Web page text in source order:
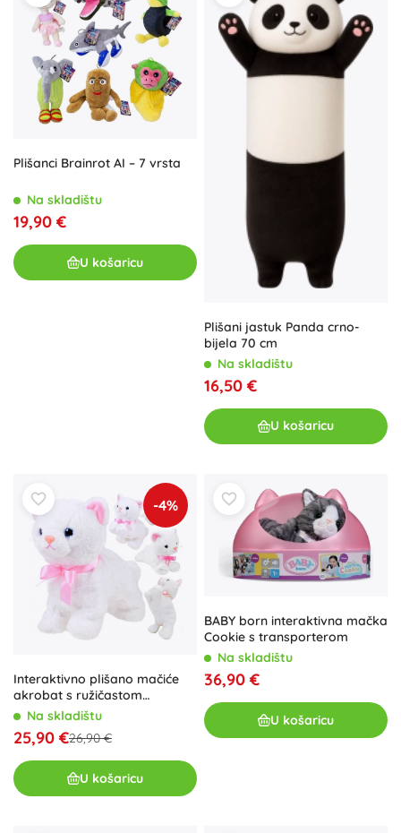
Plišanci Brainrot AI – 7 vrsta
Na skladištu
19,90 €
U košaricu
Plišani jastuk Panda crno-
bijela 70 cm
Na skladištu
16,50 €
U košaricu
-4%
Interaktivno plišano mačiće
akrobat s ružičastom
mašnom
Na skladištu
25,90 €26,90 €
U košaricu
BABY born interaktivna mačka
Cookie s transporterom
Na skladištu
36,90 €
U košaricu